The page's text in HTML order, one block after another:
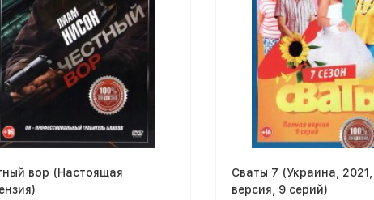
вор (Настоящая
Сваты 7 (Украина,
версия, 9 серий)